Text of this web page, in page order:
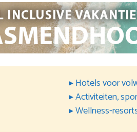
▸ Hotels voor
▸ Activiteiten,
▸ Wellness-